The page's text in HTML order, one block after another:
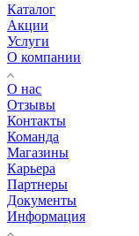
Каталог
Акции
Услуги
О компании
О нас
Отзывы
Контакты
Команда
Магазины
Карьера
Партнеры
Документы
Информация